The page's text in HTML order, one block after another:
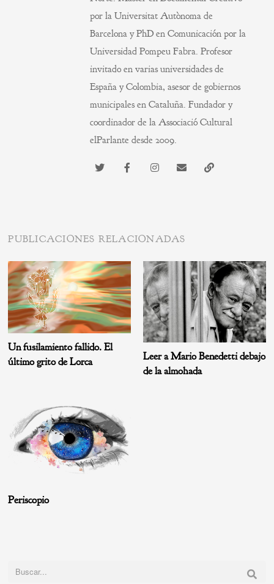
por la Universitat Autònoma de
Barcelona y PhD en Comunicación por la
Universidad Pompeu Fabra. Profesor
invitado en varias universidades de
España y Colombia, asesor de gobiernos
municipales en Cataluña. Fundador y
coordinador de la Associació Cultural
elParlante desde 2009.
PUBLICACIONES RELACIONADAS
Un fusilamiento fallido. El
último grito de Lorca
Leer a Mario Benedetti debajo
de la almohada
Periscopio
Buscar: